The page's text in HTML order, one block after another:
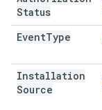
Status
EventType
Installation
Source